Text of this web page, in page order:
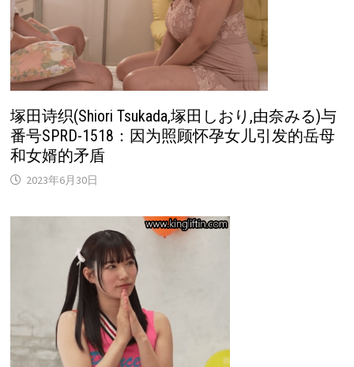
塚田诗织(Shiori Tsukada,塚田しおり,由奈みる)与
番号SPRD-1518：因为照顾怀孕女儿引发的岳母
和女婿的矛盾
2023年6月30日